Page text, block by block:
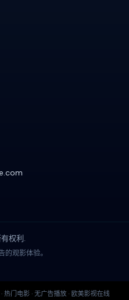
权利.
观影体验。
热门电影 · 无广告播放 · 欧美影视在线